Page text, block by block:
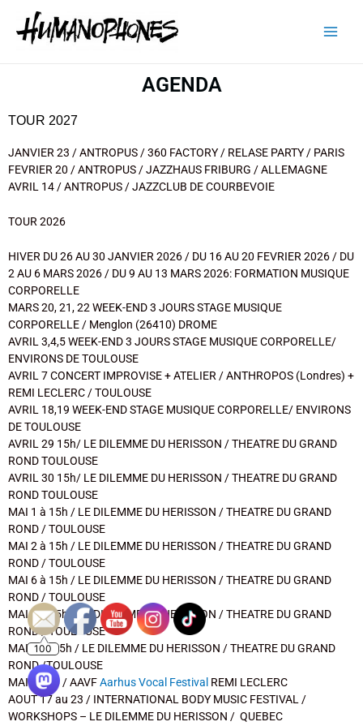
contenu
AGENDA
TOUR 2027
JANVIER 23 / ANTROPUS / 360 FACTORY / RELASE PARTY / PARIS
FEVRIER 20 / ANTROPUS / JAZZHAUS FRIBURG / ALLEMAGNE
AVRIL 14 / ANTROPUS / JAZZCLUB DE COURBEVOIE
TOUR 2026
HIVER DU 26 AU 30 JANVIER 2026 / DU 16 AU 20 FEVRIER 2026 / DU
2 AU 6 MARS 2026 / DU 9 AU 13 MARS 2026: FORMATION MUSIQUE
CORPORELLE
MARS 20, 21, 22 WEEK-END 3 JOURS STAGE MUSIQUE
CORPORELLE / Menglon (26410) DROME
AVRIL 3,4,5 WEEK-END 3 JOURS STAGE MUSIQUE CORPORELLE/
ENVIRONS DE TOULOUSE
AVRIL 7 CONCERT IMPROVISE + ATELIER / ANTHROPOS (Londres) +
REMI LECLERC / TOULOUSE
AVRIL 18,19 WEEK-END STAGE MUSIQUE CORPORELLE/ ENVIRONS
DE TOULOUSE
AVRIL 29 15h/ LE DILEMME DU HERISSON / THEATRE DU GRAND
ROND TOULOUSE
AVRIL 30 15h/ LE DILEMME DU HERISSON / THEATRE DU GRAND
ROND TOULOUSE
MAI 1 à 15h / LE DILEMME DU HERISSON / THEATRE DU GRAND
ROND / TOULOUSE
MAI 2 à 15h / LE DILEMME DU HERISSON / THEATRE DU GRAND
ROND / TOULOUSE
MAI 6 à 15h / LE DILEMME DU HERISSON / THEATRE DU GRAND
ROND / TOULOUSE
MAI 9 à 15h / LE DILEMME DU HERISSON / THEATRE DU GRAND
ROND / TOULOUSE
MAI 13 à15h / LE DILEMME DU HERISSON / THEATRE DU GRAND
ROND /TOULOUSE
MAI 15-16 / AAVFAarhusVocal Festival REMI LECLERC
AOUT 17 au 23 / INTERNATIONAL BODY MUSIC FESTIVAL /
WORKSHOPS – LE DILEMME DU HERISSON / QUEBEC
100